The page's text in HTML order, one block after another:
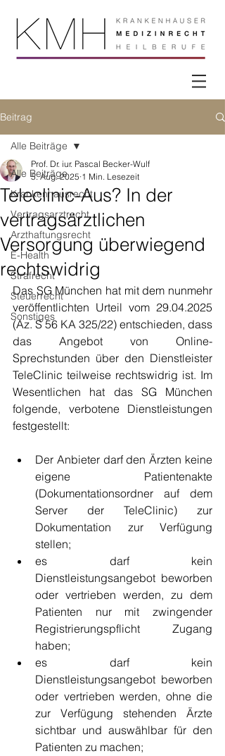
Beitrag
Alle Beiträge
Krankenhausrecht
Vertragsarztrecht
Arzthaftungsrecht
E-Health
Strafrecht
Steuerrecht
Sonstiges
Alle Beiträge
Teleclinic-Aus? In der
vertragsärztlichen
Versorgung überwiegend
rechtswidrig
Prof. Dr. iur. Pascal Becker-Wulf
5. Aug. 2025 1 Min. Lesezeit
Das SG München hat mit dem nunmehr
veröffentlichten Urteil vom 29.04.2025
(Az. S 56 KA 325/22) entschieden, dass
das Angebot von Online-
Sprechstunden über den Dienstleister
TeleClinic teilweise rechtswidrig ist. Im
Wesentlichen hat das SG München
folgende, verbotene Dienstleistungen
festgestellt:
Der Anbieter darf den Ärzten keine
eigene Patientenakte
(Dokumentationsordner auf dem
Server der TeleClinic) zur
Dokumentation zur Verfügung
stellen;
es darf kein
Dienstleistungsangebot beworben
oder vertrieben werden, zu dem
Patienten nur mit zwingender
Registrierungspflicht Zugang
haben;
es darf kein
Dienstleistungsangebot beworben
oder vertrieben werden, ohne die
zur Verfügung stehenden Ärzte
sichtbar und auswählbar für den
Patienten zu machen;